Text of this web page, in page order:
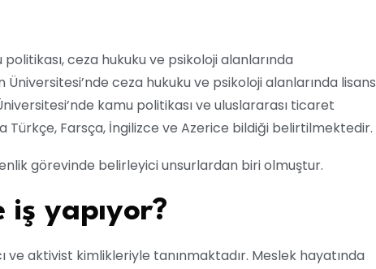
ceza hukuku ve psikoloji alanlarında
ceza hukuku ve psikoloji alanlarında lisans
kamu politikası ve uluslararası ticaret
Türkçe, Farsça, İngilizce ve Azerice bildiği belirtilmektedir.
görevinde belirleyici unsurlardan biri olmuştur.
iş yapıyor?
ve aktivist kimlikleriyle tanınmaktadır. Meslek hayatında